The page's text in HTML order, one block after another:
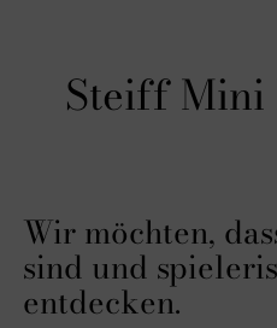
Steiff
Wir möchten,
sind und
entdecken.